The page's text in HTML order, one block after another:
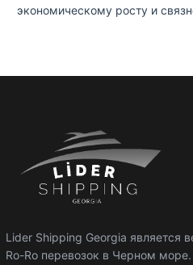
экономическому росту и
Lider Shipping Georgia является
Ro-Ro перевозок в Черном